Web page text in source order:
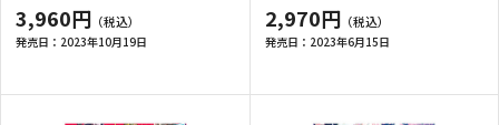
3,960円
発売日： 2023年10月19日
2,970円
発売日： 2023年6月15日